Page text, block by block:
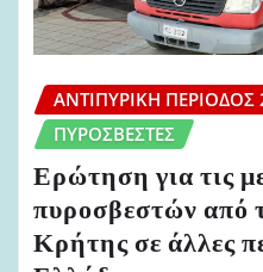
ΑΝΤΙΠΥΡΙΚΉ ΠΕΡΊΟΔΟΣ
ΠΥΡΟΣΒΈΣΤΕΣ
Ερώτηση για τις
πυροσβεστών από
Κρήτης σε άλλες